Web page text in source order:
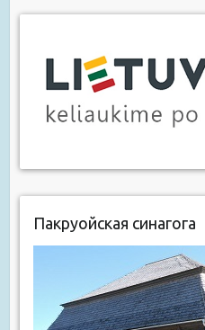
Пакруойская синагога